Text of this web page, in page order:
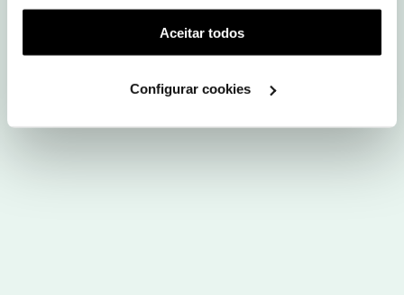
(cookies de publicidade personalizada). Pode gerir a
utilização dos cookies clicando em "
Aceitar todos
Configurar cookies